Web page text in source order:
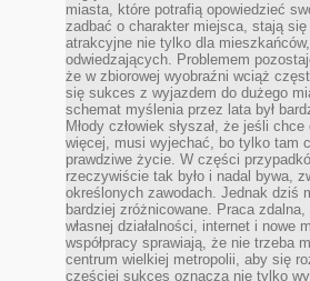
miasta, które potrafią opowiedzieć
zadbać o charakter miejsca, stają się
atrakcyjne nie tylko dla
odwiedzających. Problemem
że w zbiorowej wyobraźni wciąż
się sukces z wyjazdem do dużego
schemat myślenia przez lata był
Młody człowiek słyszał, że jeśli
więcej, musi wyjechać, bo tylko tam
prawdziwe życie. W części
rzeczywiście tak było i nadal bywa,
określonych zawodach. Jednak dziś
bardziej zróżnicowane. Praca zdalna,
własnej działalności, internet i nowe
współpracy sprawiają, że nie trzeba
centrum wielkiej metropolii, aby się
częściej sukces oznacza nie tylko